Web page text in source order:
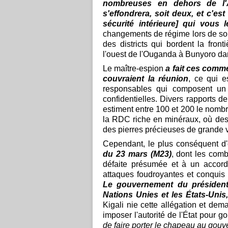
nombreuses en dehors de
s'effondrera, soit deux, et
sécurité intérieure] qui vous
changements de régime lors de
des districts qui bordent la
l'ouest de l'Ouganda à Bunyoro
Le maître-espiona fait ces
couvraient la réunion, ce qui
responsables qui composent
confidentielles. Divers rapports
estiment entre 100 et 200 le
la RDC riche en minéraux, où
des pierres précieuses de grande
Cependant, le plus conséquent
du 23 mars (M23), dont les
défaite présumée et à un
attaques foudroyantes et
Le gouvernement du
Nations Unies et les États-
Kigali nie cette allégation et
imposer l'autorité de l'État pour
de faire porter le chapeau au